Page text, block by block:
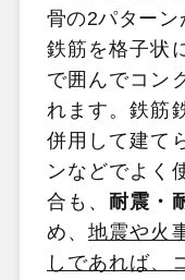
骨の2パターン
鉄筋を格子状
で囲んでコン
れます。鉄筋
併用して建て
ンなどでよく
合も、耐震・
め、地震や火
しであれば、